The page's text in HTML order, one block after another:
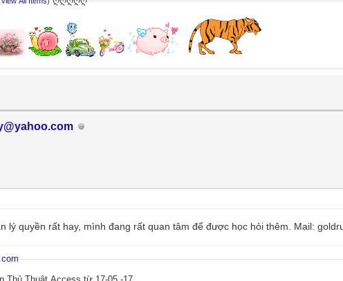
lý quyền rất hay, mình đang rất quan tâm để được học hỏi thêm. Mail: